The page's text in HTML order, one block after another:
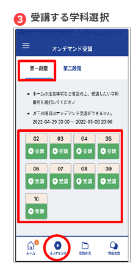
❸ 受講する学科選択